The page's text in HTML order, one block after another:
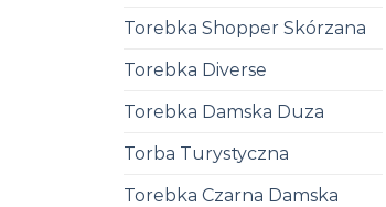
Torebka Shopper Skórzana
Torebka Diverse
Torebka Damska Duza
Torba Turystyczna
Torebka Czarna Damska